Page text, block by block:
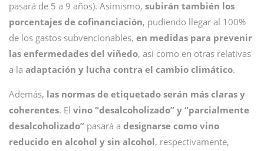
pasará de 5 a 9 años). Asimismo, subirán también los
porcentajes de cofinanciación, pudiendo llegar al 100%
de los gastos subvencionables, en medidas para prevenir
las enfermedades del viñedo, así como en otras relativas
a la adaptación y lucha contra el cambio climático.
Además, las normas de etiquetado serán más claras y
coherentes. El vino “desalcoholizado” y “parcialmente
desalcoholizado” pasará a designarse como vino
reducido en alcohol y sin alcohol, respectivamente,